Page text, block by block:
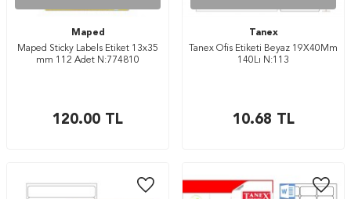
Maped
Maped Sticky Labels Etiket 13x35
mm 112 Adet N:774810
120.00 TL
Tanex
Tanex Ofis Etiketi Beyaz 19X40Mm
140Lı N:113
10.68 TL